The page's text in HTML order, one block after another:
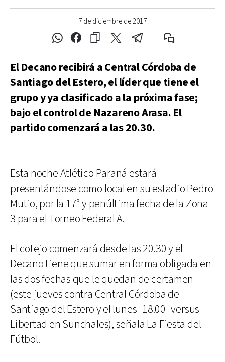
7 de diciembre de 2017
El Decano recibirá a Central Córdoba de
Santiago del Estero, el líder que tiene el
grupo y ya clasificado a la próxima fase;
bajo el control de Nazareno Arasa. El
partido comenzará a las 20.30.
Esta noche Atlético Paraná estará
presentándose como local en su estadio Pedro
Mutio, por la 17° y penúltima fecha de la Zona
3 para el Torneo Federal A.
El cotejo comenzará desde las 20.30 y el
Decano tiene que sumar en forma obligada en
las dos fechas que le quedan de certamen
(este jueves contra Central Córdoba de
Santiago del Estero y el lunes -18.00- versus
Libertad en Sunchales), señala La Fiesta del
Fútbol.